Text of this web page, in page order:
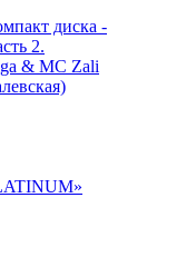
диска -
2.
& MC Zali